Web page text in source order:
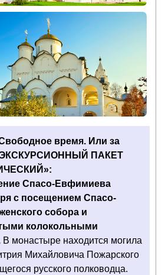
время. Или за
ЭКСКУРСИОННЫЙ ПАКЕТ
Спасо-Евфимиева
с посещением Спасо-
собора и
колокольными
В монастыре находится могила
Михайловича Пожарского
русского полководца.